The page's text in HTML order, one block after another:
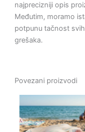
najprecizniji opis
Međutim, moramo
potpunu tačnost
grešaka.
Povezani proizvodi